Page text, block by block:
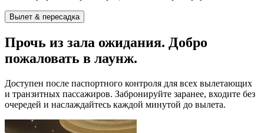
Вылет & пересадка
Прочь из зала ожидания. Добро
пожаловать в лаунж.
Доступен после паспортного контроля для всех вылетающих
и транзитных пассажиров. Забронируйте заранее, входите без
очередей и наслаждайтесь каждой минутой до вылета.